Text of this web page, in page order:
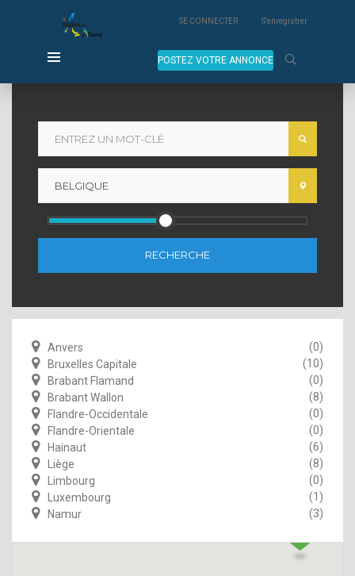
SE CONNECTER S'enregistrer
POSTEZ VOTRE ANNONCE
RECHERCHE
Anvers
(0)
Bruxelles Capitale
(10)
Brabant Flamand
(0)
Brabant Wallon
(8)
Flandre-Occidentale
(0)
Flandre-Orientale
(0)
Hainaut
(6)
Liège
(8)
Limbourg
(0)
Luxembourg
(1)
Namur
(3)